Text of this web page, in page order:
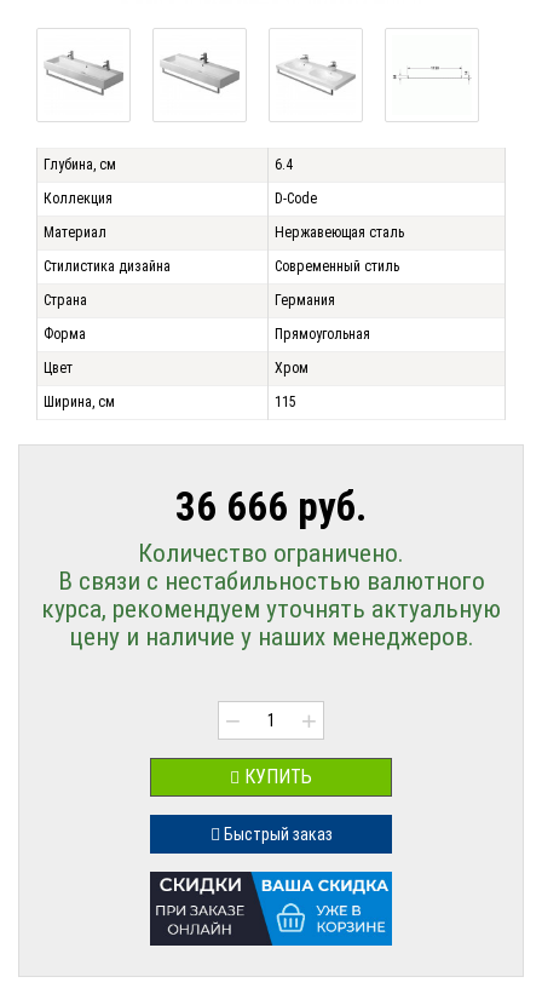
Глубина, см
6.4
Коллекция
D-Code
Материал
Нержавеющая сталь
Стилистика дизайна
Современный стиль
Страна
Германия
Форма
Прямоугольная
Цвет
Хром
Ширина, см
115
36 666 руб.
Количество ограничено.
В связи с нестабильностью валютного
курса, рекомендуем уточнять актуальную
цену и наличие у наших менеджеров.
− +
КУПИТЬ
Быстрый заказ